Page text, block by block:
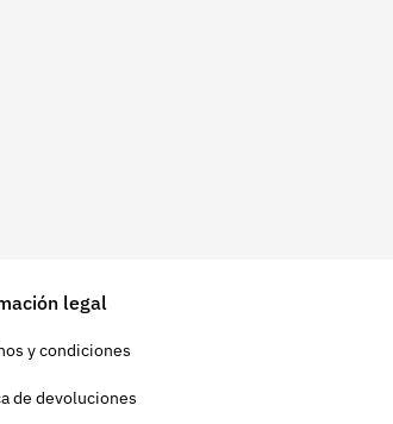
legal
y condiciones
de devoluciones